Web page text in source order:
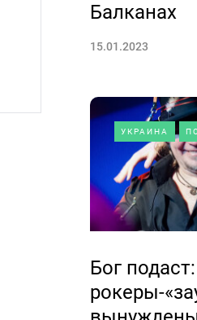
Балканах
15.01.2023
УКРАИНА
Бог
рокеры-